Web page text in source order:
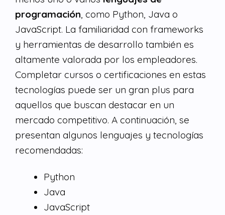
programación, como Python, Java o
JavaScript. La familiaridad con frameworks
y herramientas de desarrollo también es
altamente valorada por los empleadores.
Completar cursos o certificaciones en estas
tecnologías puede ser un gran plus para
aquellos que buscan destacar en un
mercado competitivo. A continuación, se
presentan algunos lenguajes y tecnologías
recomendadas:
Python
Java
JavaScript